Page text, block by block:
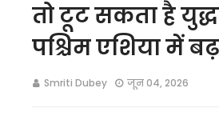
तो टूट सकता है
पश्चिम एशिया में
Smriti Dubey जून 04, 2026